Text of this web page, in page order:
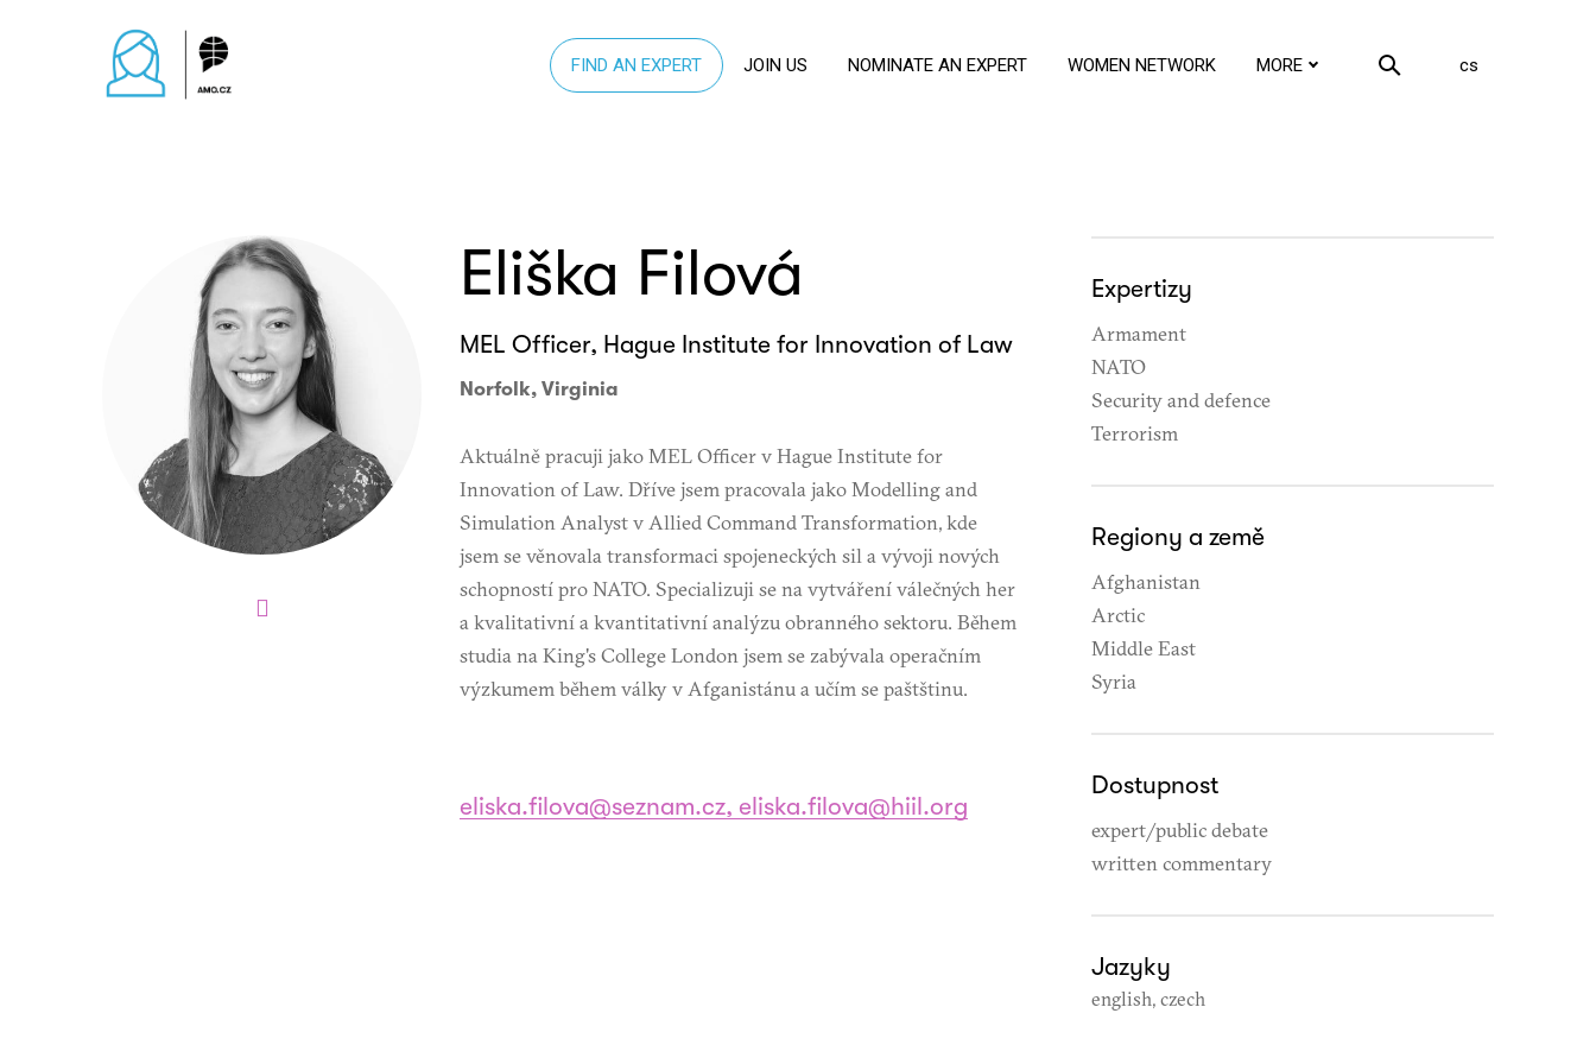
FIND AN EXPERT JOIN US NOMINATE AN EXPERT WOMEN NETWORK MORE cs
Eliška Filová
MEL Officer, Hague Institute for Innovation of Law
Norfolk, Virginia
Aktuálně pracuji jako MEL Officer v Hague Institute for
Innovation of Law. Dříve jsem pracovala jako Modelling and
Simulation Analyst v Allied Command Transformation, kde
jsem se věnovala transformaci spojeneckých sil a vývoji nových
schopností pro NATO. Specializuji se na vytváření válečných her
a kvalitativní a kvantitativní analýzu obranného sektoru. Během
studia na King's College London jsem se zabývala operačním
výzkumem během války v Afganistánu a učím se paštštinu.
eliska.filova@seznam.cz, eliska.filova@hiil.org
Expertizy
Armament
NATO
Security and defence
Terrorism
Regiony a země
Afghanistan
Arctic
Middle East
Syria
Dostupnost
expert/public debate
written commentary
Jazyky
english, czech